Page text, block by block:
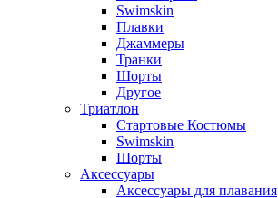
Swimskin
Плавки
Джаммеры
Транки
Шорты
Другое
Триатлон
Стартовые Костюмы
Swimskin
Шорты
Аксессуары
Аксессуары для плавания